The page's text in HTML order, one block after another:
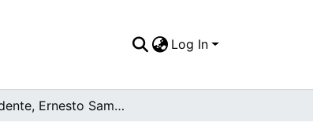
Log In
Presidente, Ernesto Samper Pizano